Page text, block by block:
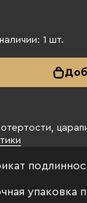
1 шт.
упаковка